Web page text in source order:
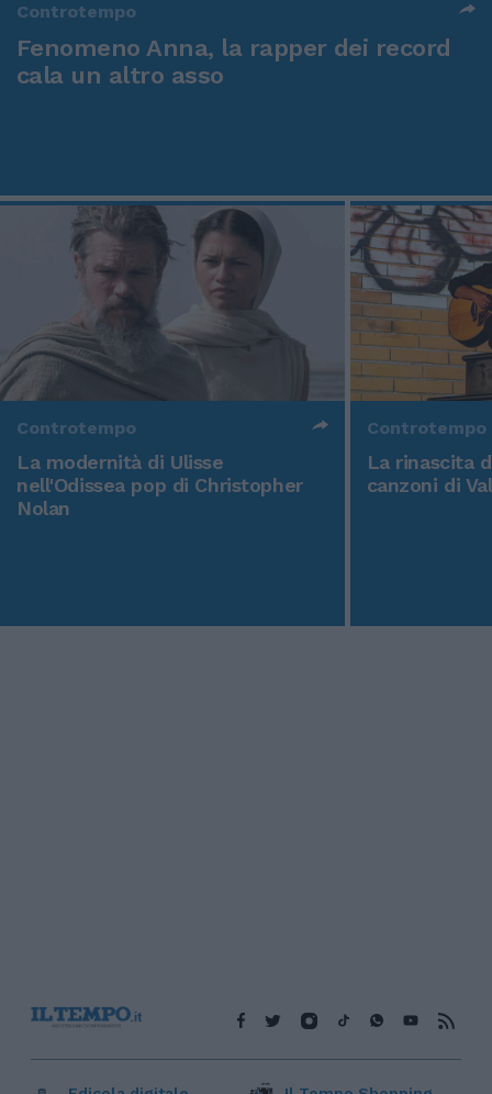
Controtempo
Fenomeno Anna, la rapper dei record
cala un altro asso
Controtempo
La modernità di Ulisse
nell'Odissea pop di Christopher
Nolan
Controtempo
La rinascita
canzoni di